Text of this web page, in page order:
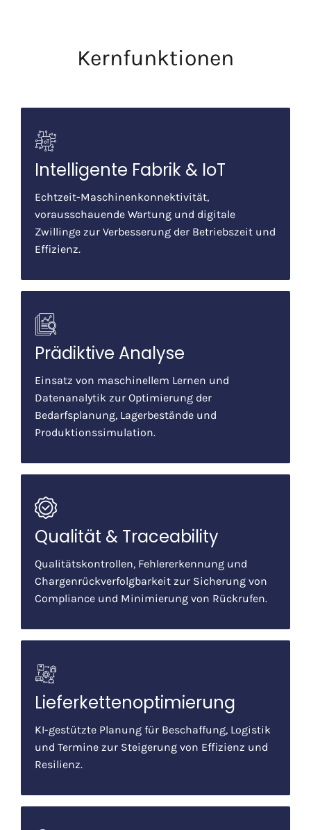
Kernfunktionen
Intelligente Fabrik & IoT
Echtzeit-Maschinenkonnektivität,
vorausschauende Wartung und digitale
Zwillinge zur Verbesserung der Betriebszeit und
Effizienz.
Prädiktive Analyse
Einsatz von maschinellem Lernen und
Datenanalytik zur Optimierung der
Bedarfsplanung, Lagerbestände und
Produktionssimulation.
Qualität & Traceability
Qualitätskontrollen, Fehlererkennung und
Chargenrückverfolgbarkeit zur Sicherung von
Compliance und Minimierung von Rückrufen.
Lieferkettenoptimierung
KI-gestützte Planung für Beschaffung, Logistik
und Termine zur Steigerung von Effizienz und
Resilienz.